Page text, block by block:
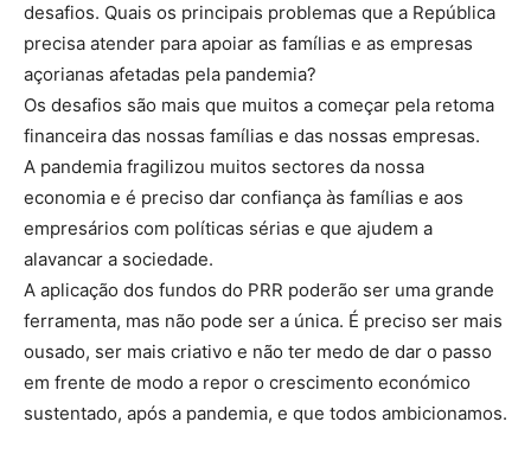
desafios. Quais os principais problemas que a República
precisa atender para apoiar as famílias e as empresas
açorianas afetadas pela pandemia?
Os desafios são mais que muitos a começar pela retoma
financeira das nossas famílias e das nossas empresas.
A pandemia fragilizou muitos sectores da nossa
economia e é preciso dar confiança às famílias e aos
empresários com políticas sérias e que ajudem a
alavancar a sociedade.
A aplicação dos fundos do PRR poderão ser uma grande
ferramenta, mas não pode ser a única. É preciso ser mais
ousado, ser mais criativo e não ter medo de dar o passo
em frente de modo a repor o crescimento económico
sustentado, após a pandemia, e que todos ambicionamos.